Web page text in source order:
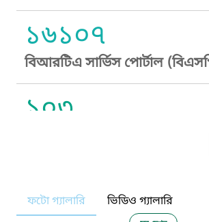
১৬১০৭
বিআরটিএ সার্ভিস পোর্টাল
১০৩
নারী ও শিশু নির্যাতন প্রতিরোধ
ফটো গ্যালারি ভিডিও গ্যালারি